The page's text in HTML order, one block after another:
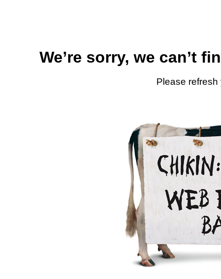
We’re sorry, we can’t
Please refresh